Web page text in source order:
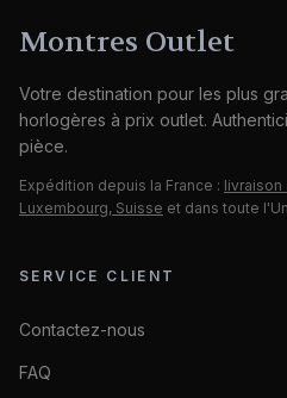
Montres Outlet
Votre destination pour les plus
horlogères à prix outlet.
pièce.
Expédition depuis la France : livraison
Luxembourg, Suisse et dans toute
SERVICE CLIENT
Contactez-nous
FAQ